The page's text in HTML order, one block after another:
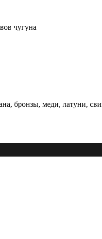
чугуна
бронзы, меди, латуни,